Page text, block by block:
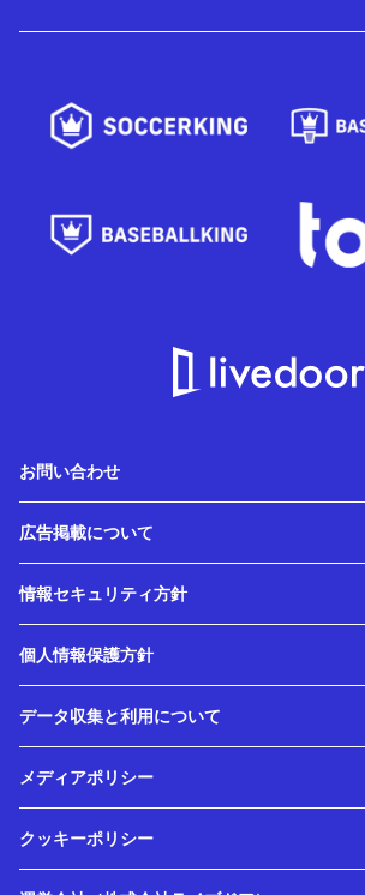
お問い合わせ
広告掲載について
情報セキュリティ方針
個人情報保護方針
データ収集と利用について
メディアポリシー
クッキーポリシー